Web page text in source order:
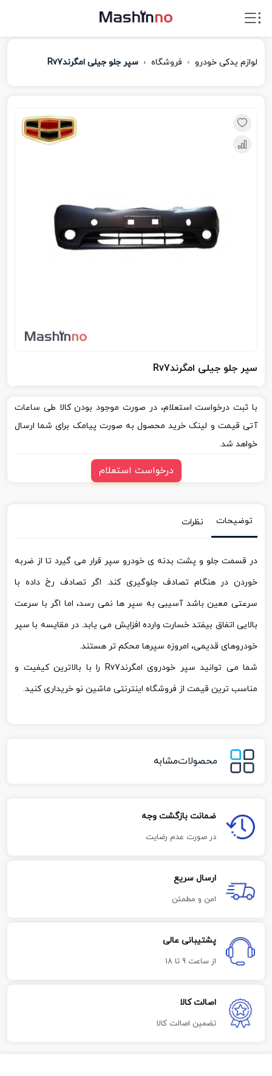
لوازم یدکی خودرو فروشگاه سپر جلو جیلی امگرندRv7
سپر جلو جیلی امگرندRv7
با ثبت درخواست استعلام، در صورت موجود بودن کالا طی ساعات
آتی قیمت و لینک خرید محصول به صورت پیامک برای شما ارسال
خواهد شد.
درخواست استعلام
توضیحات نظرات
در قسمت جلو و پشت بدنه ی خودرو سپر قرار می گیرد تا از ضربه
خوردن در هنگام تصادف جلوگیری کند. اگر تصادف رخ داده با
سرعتی معین باشد آسیبی به سپر ها نمی رسد، اما اگر با سرعت
بالایی اتفاق بیفتد خسارت وارده افزایش می یابد. در مقایسه با سپر
خودروهای قدیمی، امروزه سپرها محکم تر هستند.
شما می توانید سپر خودروی امگرندRv7 را با بالاترین کیفیت و
مناسب ترین قیمت از فروشگاه اینترنتی ماشین نو خریداری کنید.
محصولاتمشابه
ضمانت بازگشت وجه
در صورت عدم رضایت
ارسال سریع
امن و مطمئن
پشتیبانی عالی
از ساعت 9 تا 18
اصالت کالا
تضمین اصالت کالا